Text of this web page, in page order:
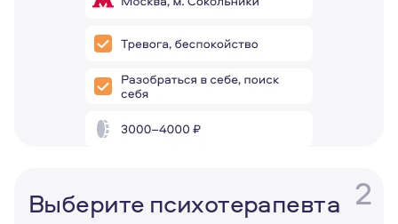
2
Выберите психотерапевта